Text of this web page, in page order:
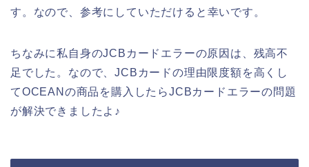
す。なので、参考にしていただけると幸いです。
ちなみに私自身のJCBカードエラーの原因は、残高不
足でした。なので、JCBカードの理由限度額を高くし
てOCEANの商品を購入したらJCBカードエラーの問題
が解決できましたよ♪